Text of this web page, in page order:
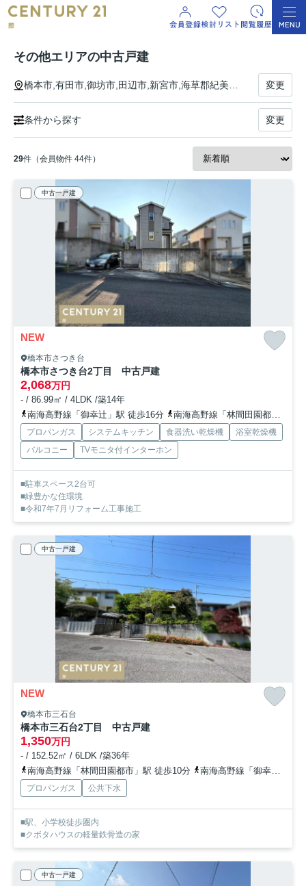
その他エリアの中古戸建
変更
条件から探す 変更
29件（会員物件 44件）
中古一戸建
NEW
橋本市さつき台
橋本市さつき台2丁目 中古戸建
2,068万円
- / 86.99㎡ / 4LDK /築14年
南海高野線「御幸辻」駅 徒歩16分
南海高野線「林間田園都市」駅 徒歩41分
プロパンガス システムキッチン 食器洗い乾燥機
浴室乾燥機
バルコニー
TVモニタ付インターホン
■駐車スペース2台可
■緑豊かな住環境
■令和7年7月リフォーム工事施工
中古一戸建
NEW
橋本市三石台
橋本市三石台2丁目 中古戸建
1,350万円
- / 152.52㎡ / 6LDK /築36年
南海高野線「林間田園都市」駅 徒歩10分
南海高野線「御幸辻」駅 徒歩24分
プロパンガス 公共下水
■駅、小学校徒歩圏内
■クボタハウスの軽量鉄骨造の家
中古一戸建